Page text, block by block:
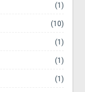
(1)
(10)
(1)
(1)
(1)